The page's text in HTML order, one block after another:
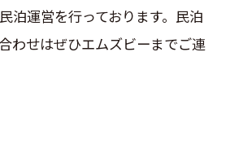
泊運営を行っております。民泊
わせはぜひエムズビーまでご連